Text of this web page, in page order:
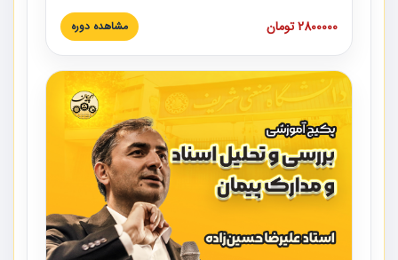
های عمرانی» چالش ها، تخلفات و راه حل ها با نگرش قراردادی
است که در محل سندیکای شرکت های ساختمانی کشور ارائه شد.
مدارک پیمان به همراه تجربیات عملی ارائه شده است.
2800000 تومان مشاهده دوره